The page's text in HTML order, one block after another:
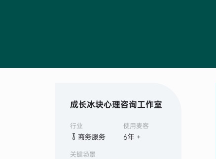
成长冰块心理咨询工作室
行业
商务服务
使用麦客
6年 +
关键场景